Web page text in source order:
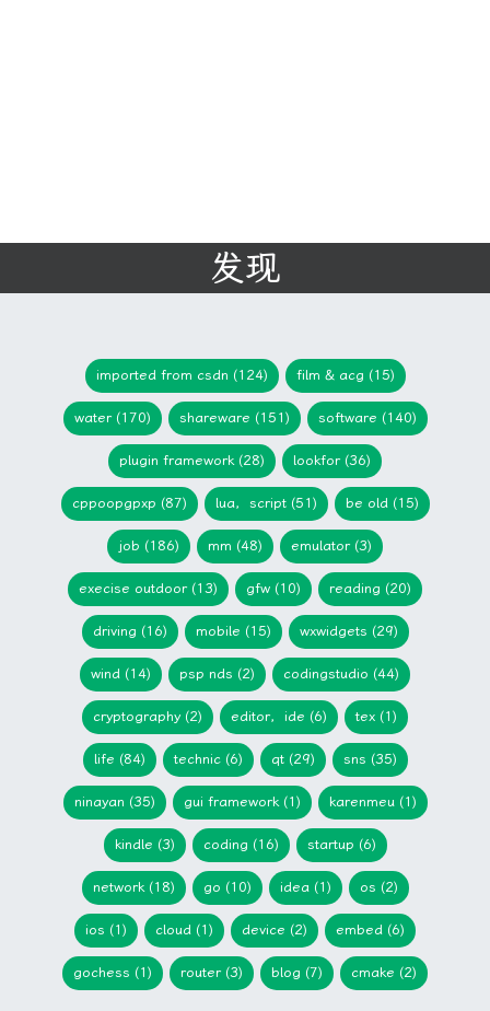
发现
imported from csdn (124) film & acg (15)
water (170) shareware (151) software (140)
plugin framework (28) lookfor (36)
cppoopgpxp (87) lua，script (51) be old (15)
job (186) mm (48) emulator (3)
execise outdoor (13) gfw (10) reading (20)
driving (16) mobile (15) wxwidgets (29)
wind (14) psp nds (2) codingstudio (44)
cryptography (2) editor，ide (6) tex (1)
life (84) technic (6) qt (29) sns (35)
ninayan (35) gui framework (1) karenmeu (1)
kindle (3) coding (16) startup (6)
network (18) go (10) idea (1) os (2)
ios (1) cloud (1) device (2) embed (6)
gochess (1) router (3) blog (7) cmake (2)